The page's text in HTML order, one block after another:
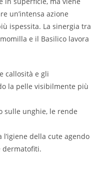
un’intensa azione
ispessita. La sinergia tra
e il Basilico lavora
callosità e gli
la pelle visibilmente più
sulle unghie, le rende
l’igiene della cute agendo
dermatofiti.